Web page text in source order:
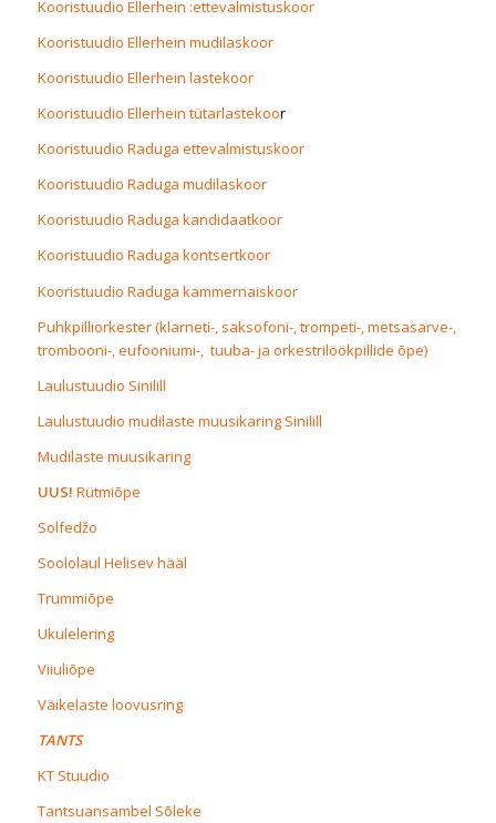
Kooristuudio Ellerhein :ettevalmistuskoor
Kooristuudio Ellerhein mudilaskoor
Kooristuudio Ellerhein lastekoor
Kooristuudio Ellerhein tütarlastekoor
Kooristuudio Raduga ettevalmistuskoor
Kooristuudio Raduga mudilaskoor
Kooristuudio Raduga kandidaatkoor
Kooristuudio Raduga kontsertkoor
Kooristuudio Raduga kammernaiskoor
Puhkpilliorkester (klarneti-, saksofoni-, trompeti-, metsasarve-,
trombooni-, eufooniumi-, tuuba- ja orkestrilöökpillide õpe)
Laulustuudio Sinilill
Laulustuudio mudilaste muusikaring Sinilill
Mudilaste muusikaring
UUS! Rütmiõpe
Solfedžo
Soololaul Helisev hääl
Trummiõpe
Ukulelering
Viiuliõpe
Väikelaste loovusring
TANTS
KT Stuudio
Tantsuansambel Sõleke